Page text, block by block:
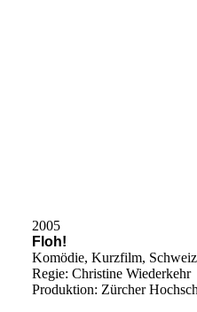
2005
Floh!
Komödie, Kurzfilm,
Regie: Christine Wiederkehr
Produktion: Zürcher